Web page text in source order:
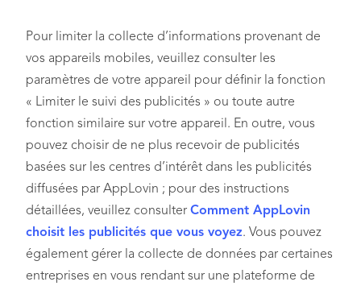
Pour limiter la collecte d’informations provenant de
vos appareils mobiles, veuillez consulter les
paramètres de votre appareil pour définir la fonction
« Limiter le suivi des publicités » ou toute autre
fonction similaire sur votre appareil. En outre, vous
pouvez choisir de ne plus recevoir de publicités
basées sur les centres d’intérêt dans les publicités
diffusées par AppLovin ; pour des instructions
détaillées, veuillez consulter Comment AppLovin
choisit les publicités que vous voyez. Vous pouvez
également gérer la collecte de données par certaines
entreprises en vous rendant sur une plateforme de